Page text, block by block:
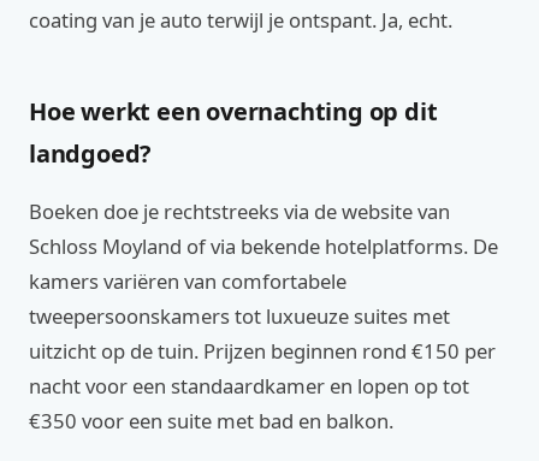
coating van je auto terwijl je ontspant. Ja, echt.
Hoe werkt een overnachting op dit
landgoed?
Boeken doe je rechtstreeks via de website van
Schloss Moyland of via bekende hotelplatforms. De
kamers variëren van comfortabele
tweepersoonskamers tot luxueuze suites met
uitzicht op de tuin. Prijzen beginnen rond €150 per
nacht voor een standaardkamer en lopen op tot
€350 voor een suite met bad en balkon.